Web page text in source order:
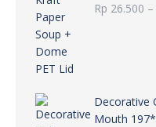
Rp 26.500 –
Decorative
Mouth